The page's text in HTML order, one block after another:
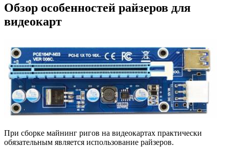
Обзор особенностей райзеров для
видеокарт
При сборке майнинг ригов на видеокартах практически
обязательным является использование райзеров.